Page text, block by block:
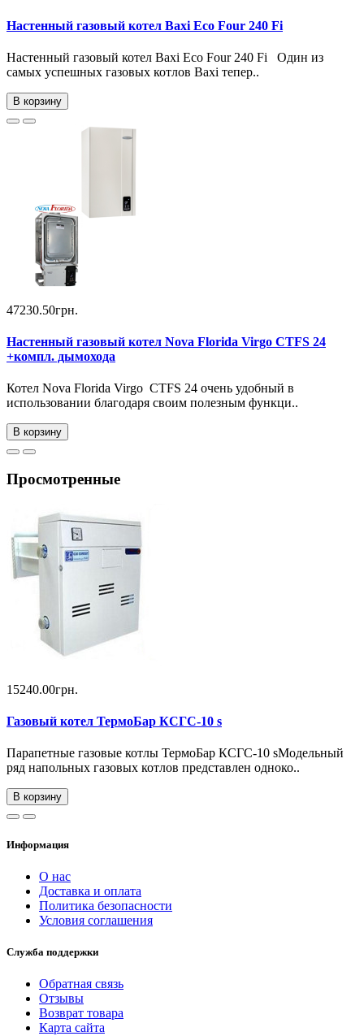
Настенный газовый котел Baxi Ecо Four 240 Fi
Настенный газовый котел Baxi Ecо Four 240 Fi Один из
самых успешных газовых котлов Baxi тепер..
В корзину
47230.50грн.
Настенный газовый котел Nova Florida Virgo CTFS 24
+компл. дымохода
Котел Nova Florida Virgo CTFS 24 очень удобный в
использовании благодаря своим полезным функци..
В корзину
Просмотренные
15240.00грн.
Газовый котел ТермоБар КСГС-10 s
Парапетные газовые котлы ТермоБар КСГС-10 sМодельный
ряд напольных газовых котлов представлен одноко..
В корзину
Информация
О нас
Доставка и оплата
Политика безопасности
Условия соглашения
Служба поддержки
Обратная связь
Отзывы
Возврат товара
Карта сайта